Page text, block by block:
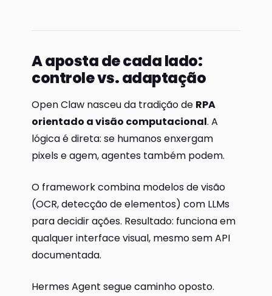
A aposta de cada lado:
controle vs. adaptação
Open Claw nasceu da tradição de RPA
orientado a visão computacional. A
lógica é direta: se humanos enxergam
pixels e agem, agentes também podem.
O framework combina modelos de visão
(OCR, detecção de elementos) com LLMs
para decidir ações. Resultado: funciona em
qualquer interface visual, mesmo sem API
documentada.
Hermes Agent segue caminho oposto.